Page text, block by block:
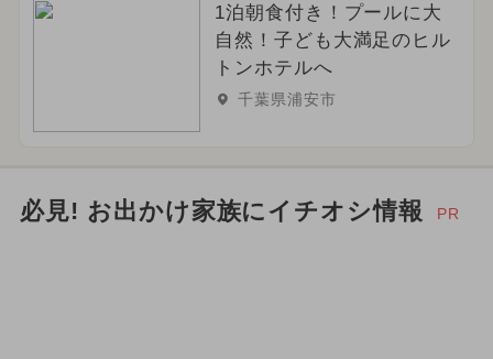
1泊朝食付き！プールに大
自然！子ども大満足のヒル
トンホテルへ
千葉県浦安市
必見! お出かけ家族にイチオシ情報 PR